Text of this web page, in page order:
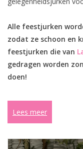
Contact
Alle feestjurken
zodat ze schoon en
feestjurken die van
gedragen worden
doen!
Lees meer